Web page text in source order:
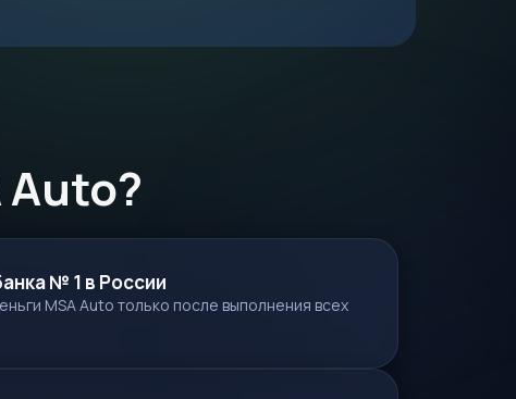
№ 1 в России
MSA Auto только после выполнения всех